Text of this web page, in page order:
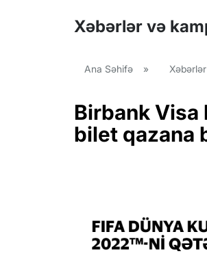
Xəbərlər və
Ana Səhifə » Xəbərlər
Birbank Visa
bilet qazana